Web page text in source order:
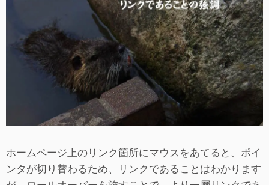
ホームページ上のリンク箇所にマウスをあてると、ポイ
ンタが切り替わるため、リンクであることはわかります